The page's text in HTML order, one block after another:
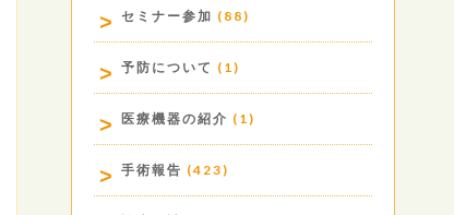
セミナー参加 (88)
予防について (1)
医療機器の紹介 (1)
手術報告 (423)